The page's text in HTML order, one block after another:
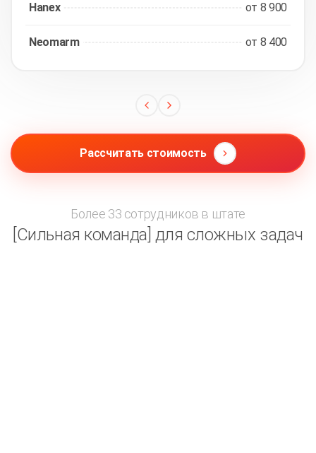
Hanex от 8 900
Neomarm от 8 400
Рассчитать стоимость
Более 33 сотрудников в штате
[Сильная команда] для сложных задач